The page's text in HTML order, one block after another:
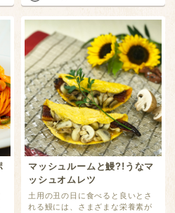
マッシュルームと鰻?!うなマ
ッシュオムレツ
土用の丑の日に食べると良いとさ
れる鰻には、さまざまな栄養素が